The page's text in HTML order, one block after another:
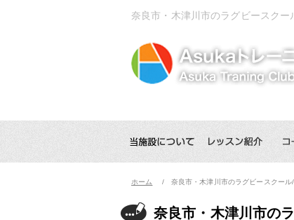
奈良市・木津川市のラグビースク
ホーム 奈良市・木津川市のラグビースクー
奈良市・木津川市の